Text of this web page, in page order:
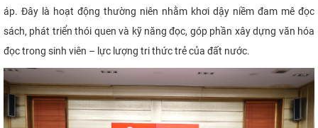
KHOA HỌC CÔNG NGHỆ
HTQT
CỰU NGƯỜI HỌC
áp. Đây là hoạt động thường niên nhằm khơi dậy niềm đam mê đọc
sách, phát triển thói quen và kỹ năng đọc, góp phần xây dựng văn hóa
đọc trong sinh viên – lực lượng tri thức trẻ của đất nước.